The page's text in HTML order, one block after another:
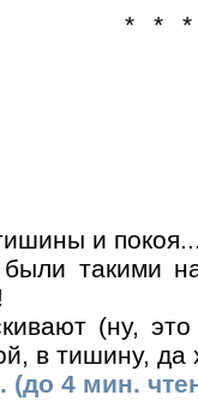
* * *
и покоя...
такими
(ну,
в тишину, да
(до 4 мин.